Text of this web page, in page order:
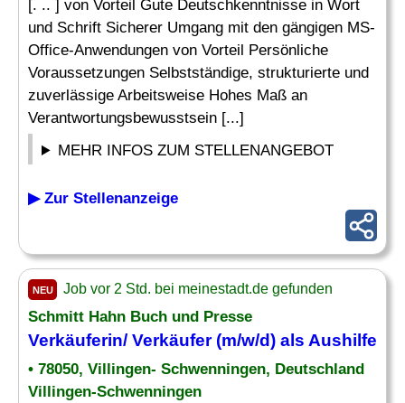
[. .. ] von Vorteil Gute Deutschkenntnisse in Wort
und Schrift Sicherer Umgang mit den gängigen MS-
Office-Anwendungen von Vorteil Persönliche
Voraussetzungen Selbstständige, strukturierte und
zuverlässige Arbeitsweise Hohes Maß an
Verantwortungsbewusstsein [...]
MEHR INFOS ZUM STELLENANGEBOT
▶ Zur Stellenanzeige
NEU Job vor 2 Std. bei meinestadt.de gefunden
Schmitt Hahn Buch und Presse
Verkäuferin/ Verkäufer (m/w/d) als Aushilfe
• 78050, Villingen- Schwenningen, Deutschland
Villingen-Schwenningen